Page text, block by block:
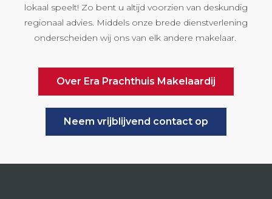
lokaal speelt! Zo bent u altijd voorzien van deskundig
regionaal advies. Middels onze brede dienstverlening
onderscheiden wij ons van elk andere makelaar.
Over Era Prachthuis Makelaardij
Neem vrijblijvend contact op